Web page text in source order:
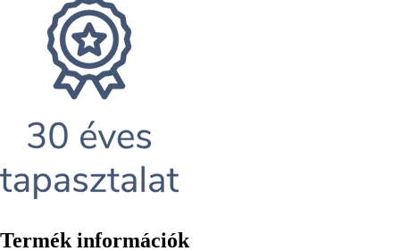
Termék információk